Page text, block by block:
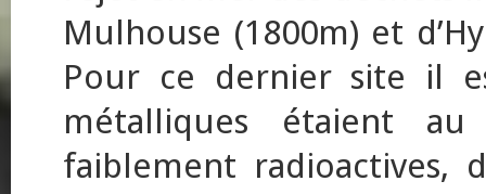
Mulhouse (1800m) et
Pour ce dernier site il
métalliques étaient
faiblement radioactives,